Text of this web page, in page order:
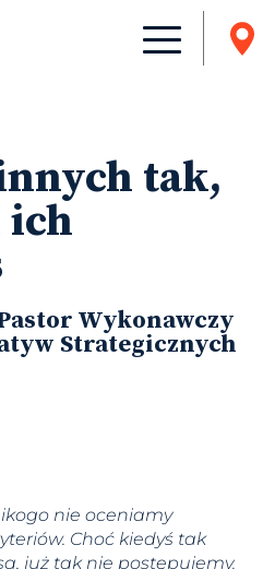
tak,
ich
Wykonawczy
Strategicznych
nie oceniamy
Choć kiedyś tak
już tak nie postępujemy.